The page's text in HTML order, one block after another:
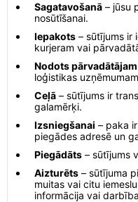
Sagatavošanā – jūsu
nosūtīšanai.
Iepakots – sūtījums ir
kurjeram vai
Nodots pārvadātājam
loģistikas
Ceļā – sūtījums ir
galamērķi.
Izsniegšanai – paka
piegādes adresē un
Piegādāts – sūtījums
Aizturēts – sūtījuma
muitas vai citu
informācija vai